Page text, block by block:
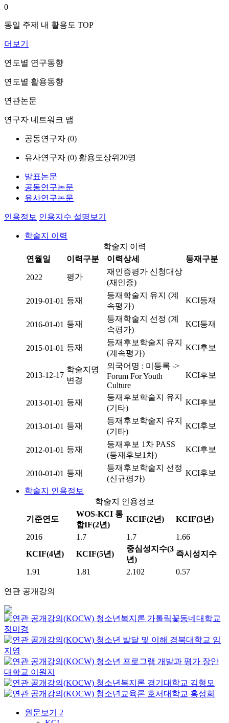
0
동일 주제 내 활용도 TOP
더보기
연도별 연구동향
연도별 활용동향
연관논문
연구자 네트워크 맵
공동연구자 (0)
유사연구자 (0) 활용도상위20명
발표논문
공동연구논문
유사연구논문
인용정보 인용지수 설명보기
학술지 이력
학술지 이력
연월일
이력구분 이력상세 등재구분
2022 평가
재인증평가 신청대상
(재인증)
2019-01-01 등재
등재학술지 유지 (계
속평가)
KCI등재
2016-01-01 등재
등재학술지 선정 (계
속평가)
KCI등재
2015-01-01 등재
등재후보학술지 유지
(계속평가)
KCI후보
2013-12-17
학술지명
변경
외국어명 : 미등록 ->
Forum For Youth
Culture
KCI후보
2013-01-01 등재
등재후보학술지 유지
(기타)
KCI후보
2013-01-01 등재
등재후보학술지 유지
(기타)
KCI후보
2012-01-01 등재
등재후보 1차 PASS
(등재후보1차)
KCI후보
2010-01-01 등재
등재후보학술지 선정
(신규평가)
KCI후보
학술지 인용정보
학술지 인용정보
기준연도
WOS-KCI 통
합IF(2년)
KCIF(2년) KCIF(3년)
2016 1.7 1.7
1.66
KCIF(4년)
KCIF(5년)
중심성지수(3
년)
즉시성지수
1.91 1.81 2.102 0.57
연관 공개강의
청소년복지론 가톨릭꽃동네대학교
정미경
청소년 발달 및 이해 경북대학교 임
지영
청소년 프로그램 개발과 평가 장안
대학교 이원지
청소년복지론 경기대학교 김형모
청소년교육론 호서대학교 홍성희
원문보기 2